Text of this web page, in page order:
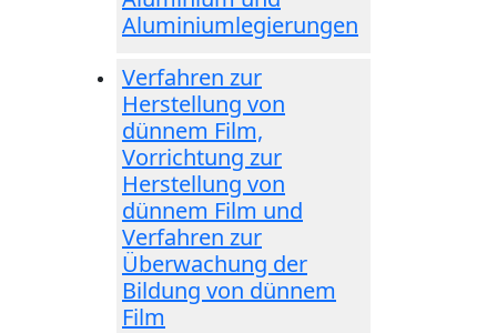
Aluminiumlegierungen
Verfahren zur
Herstellung von
dünnem Film,
Vorrichtung zur
Herstellung von
dünnem Film und
Verfahren zur
Überwachung der
Bildung von dünnem
Film